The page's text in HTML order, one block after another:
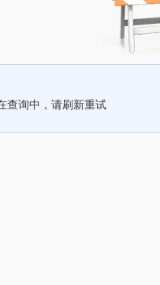
查询中，请刷新重试